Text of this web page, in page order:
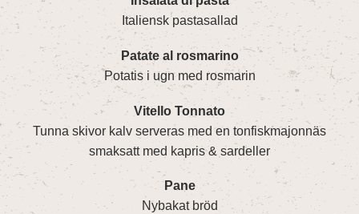
Italiensk pastasallad
Patate al rosmarino
Potatis i ugn med rosmarin
Vitello Tonnato
Tunna skivor kalv serveras med en tonfiskmajonnäs
smaksatt med kapris & sardeller
Pane
Nybakat bröd